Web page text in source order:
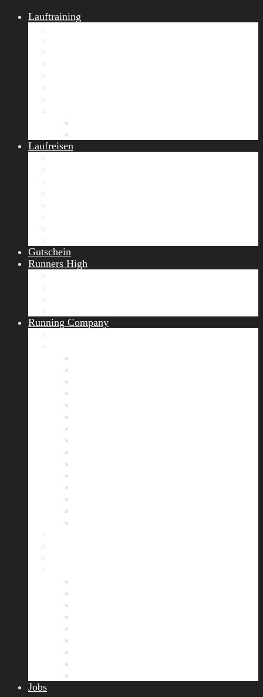
Lauftraining
Laufreisen
Gutschein
Runners High
Running Company
Jobs